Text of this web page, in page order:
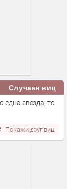
Случаен виц
една звезда, то
Покажи друг виц